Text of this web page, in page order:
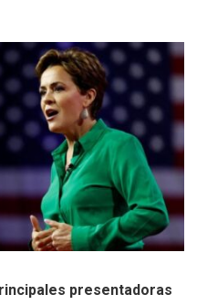
presentadoras